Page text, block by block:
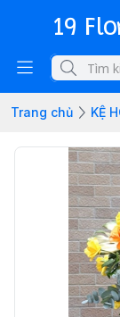
19
Trang chủ KỆ